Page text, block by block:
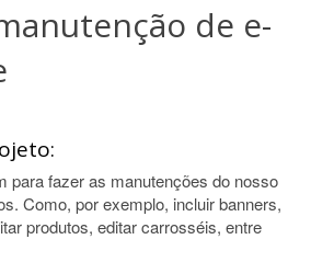
de e-
para fazer as manutenções do nosso
Como, por exemplo, incluir banners,
produtos, editar carrosséis, entre